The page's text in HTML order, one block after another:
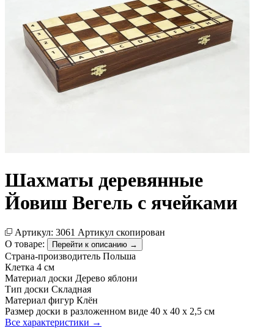
Шахматы деревянные
Йовиш Вегель с ячейками
Артикул: 3061 Артикул скопирован
О товаре:
Перейти к описанию →
Страна-производитель Польша
Клетка 4 см
Материал доски Дерево яблони
Тип доски Складная
Материал фигур Клён
Размер доски в разложенном виде 40 х 40 х 2,5 см
Все характеристики →